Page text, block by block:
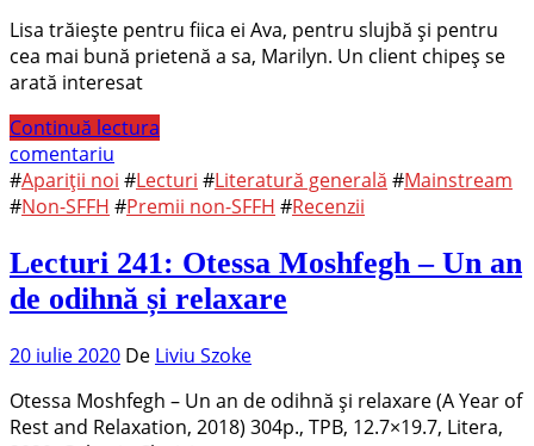
Lisa trăiește pentru fiica ei Ava, pentru slujbă și pentru
cea mai bună prietenă a sa, Marilyn. Un client chipeș se
arată interesat
Continuă lectura
comentariu
#Apariții noi #Lecturi #Literatură generală #Mainstream
#Non-SFFH #Premii non-SFFH #Recenzii
Lecturi 241: Otessa Moshfegh – Un an
de odihnă și relaxare
20 iulie 2020 De Liviu Szoke
Otessa Moshfegh – Un an de odihnă și relaxare (A Year of
Rest and Relaxation, 2018) 304p., TPB, 12.7×19.7, Litera,